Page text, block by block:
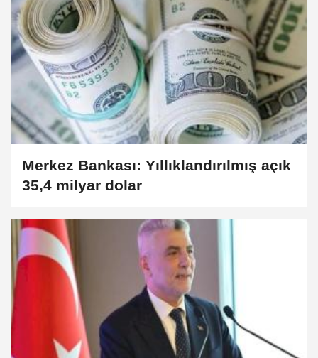
Merkez Bankası: Yıllıklandırılmış açık
35,4 milyar dolar